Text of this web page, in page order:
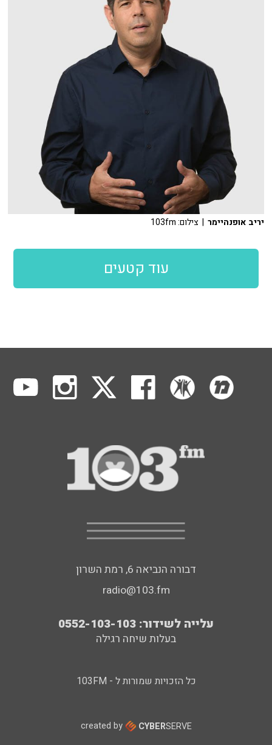
יריב אופנהיימר | צילום: 103fm
עוד קטעים
דבורה הנביאה 6, רמת השרון
radio@103.fm
עלייה לשידור: 0552-103-103
בעלות שיחה רגילה
כל הזכויות שמורות ל - 103FM
created by CYBERSERVE